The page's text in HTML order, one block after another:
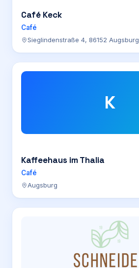
Café Keck
Café
Sieglindenstraße 4, 86152 Augsburg
K
Kaffeehaus im Thalia
Café
Augsburg